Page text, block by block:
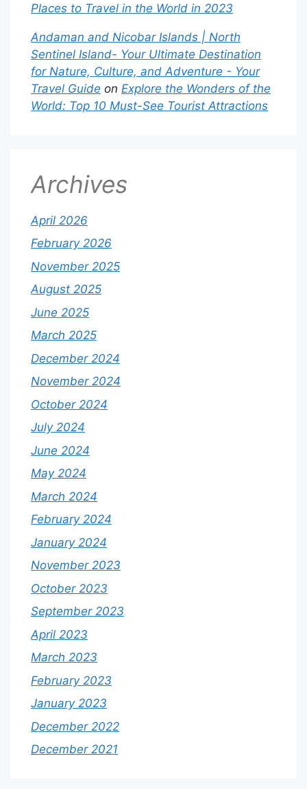
Places to Travel in the World in 2023
Andaman and Nicobar Islands | North
Sentinel Island- Your Ultimate Destination
for Nature, Culture, and Adventure - Your
Travel Guide on Explore the Wonders of the
World: Top 10 Must-See Tourist Attractions
Archives
April 2026
February 2026
November 2025
August 2025
June 2025
March 2025
December 2024
November 2024
October 2024
July 2024
June 2024
May 2024
March 2024
February 2024
January 2024
November 2023
October 2023
September 2023
April 2023
March 2023
February 2023
January 2023
December 2022
December 2021